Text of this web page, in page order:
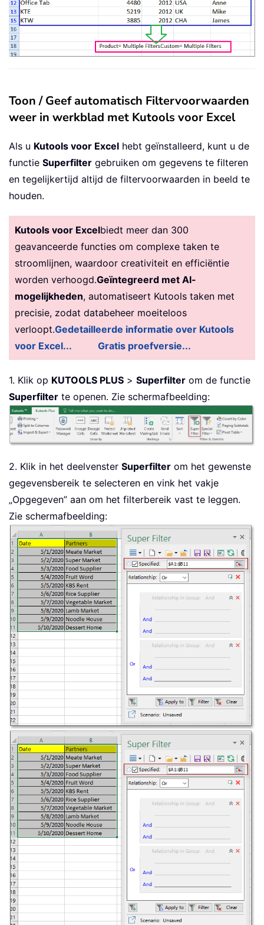
Toon / Geef automatisch Filtervoorwaarden
weer in werkblad met Kutools voor Excel
Als u Kutools voor Excel hebt geïnstalleerd, kunt u de
functie Superfilter gebruiken om gegevens te filteren
en tegelijkertijd altijd de filtervoorwaarden in beeld te
houden.
Kutools voor Excelbiedt meer dan 300
geavanceerde functies om complexe taken te
stroomlijnen, waardoor creativiteit en efficiëntie
worden verhoogd.Geïntegreerd met AI-
mogelijkheden, automatiseert Kutools taken met
precisie, zodat databeheer moeiteloos
verloopt.Gedetailleerde informatie over Kutools
voor Excel...
Gratis proefversie...
1. Klik op KUTOOLS PLUS > Superfilter om de functie
Superfilter te openen. Zie schermafbeelding:
2. Klik in het deelvenster Superfilter om het gewenste
gegevensbereik te selecteren en vink het vakje
„Opgegeven” aan om het filterbereik vast te leggen.
Zie schermafbeelding: